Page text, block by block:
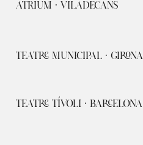
ÀTRIUM · VILADECANS
TEATRE MUNICIPAL · GIRONA
TEATRE TÍVOLI · BARCELONA